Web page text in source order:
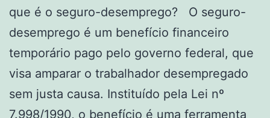
que é o seguro-desemprego? O seguro-
desemprego é um benefício financeiro
temporário pago pelo governo federal, que
visa amparar o trabalhador desempregado
sem justa causa. Instituído pela Lei nº
7.998/1990, o benefício é uma ferramenta